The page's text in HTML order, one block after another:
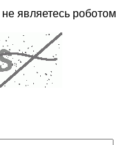
являетесь роботом